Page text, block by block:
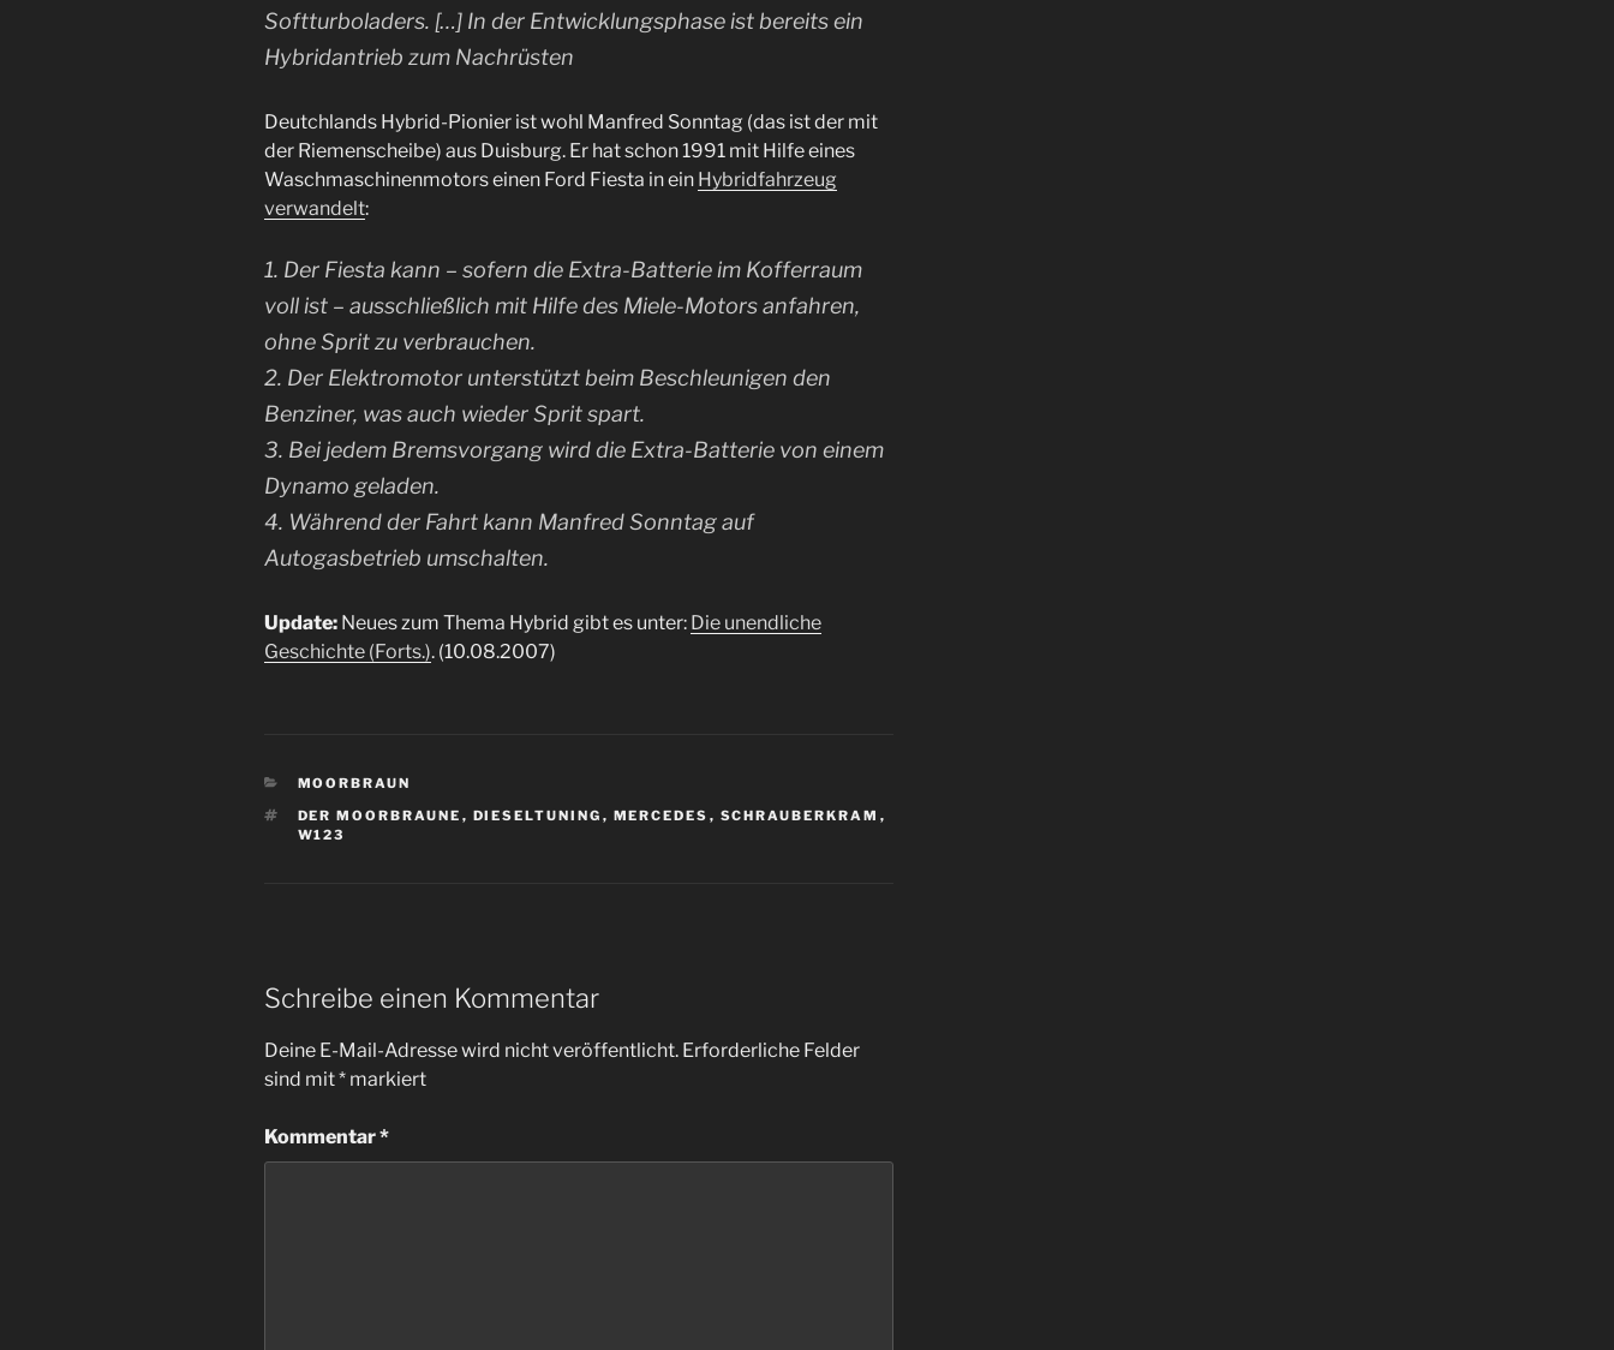
Softturboladers. […] In der Entwicklungsphase ist bereits ein
Hybridantrieb zum Nachrüsten
Deutchlands Hybrid-Pionier ist wohl Manfred Sonntag (das ist der mit
der Riemenscheibe) aus Duisburg. Er hat schon 1991 mit Hilfe eines
Waschmaschinenmotors einen Ford Fiesta in ein Hybridfahrzeug
verwandelt:
1. Der Fiesta kann – sofern die Extra-Batterie im Kofferraum
voll ist – ausschließlich mit Hilfe des Miele-Motors anfahren,
ohne Sprit zu verbrauchen.
2. Der Elektromotor unterstützt beim Beschleunigen den
Benziner, was auch wieder Sprit spart.
3. Bei jedem Bremsvorgang wird die Extra-Batterie von einem
Dynamo geladen.
4. Während der Fahrt kann Manfred Sonntag auf
Autogasbetrieb umschalten.
Update: Neues zum Thema Hybrid gibt es unter: Die unendliche
Geschichte (Forts.). (10.08.2007)
KATEGORIEN
MOORBRAUN
SCHLAGWÖRTER
DER MOORBRAUNE , DIESELTUNING , MERCEDES , SCHRAUBERKRAM ,
W123
Schreibe einen Kommentar
Deine E-Mail-Adresse wird nicht veröffentlicht. Erforderliche Felder
sind mit* markiert
Kommentar*